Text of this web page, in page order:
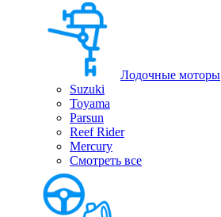
Лодочные моторы
Suzuki
Toyama
Parsun
Reef Rider
Mercury
Смотреть все